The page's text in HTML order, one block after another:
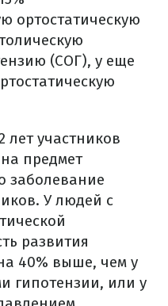
ортостатическую
(СОГ), у еще
лет участников
предмет
заболевание
У людей с
развития
40% выше, чем у
гипотензии, или у